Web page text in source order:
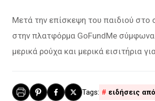
Μετά την επίσκεψη του παιδιού στο
στην πλατφόρμα GoFundMe σύμφωνα
μερικά ρούχα και μερικά εισιτήρια
ειδήσεις